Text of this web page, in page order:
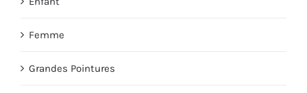
Femme
Grandes Pointures